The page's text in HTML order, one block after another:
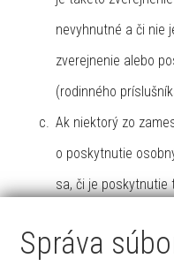
nevyhnutné a či nie
zverejnenie alebo
(rodinného
Ak niektorý zo
o poskytnutie
sa, či je poskytnutie
takýchto údajov.
Správa